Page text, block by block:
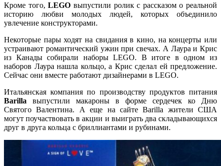
Кроме того,LEGO выпустили ролик с рассказом о реальной
историю любви молодых людей, которых объединило
увлечение конструкторами.
Некоторые пары ходят на свидания в кино, на концерты или
устраивают романтический ужин при свечах. А Лаура и Крис
из Канады собирали наборы LEGO. В итоге в одном из
наборов Лаура нашла кольцо, а Крис сделал ей предложение.
Сейчас они вместе работают дизайнерами в LEGO.
Итальянская компания по производству продуктов питания
Barilla выпустили макароны в форме сердечек ко Дню
Святого Валентина. А еще на сайте Barilla жители США
могут поучаствовать в акции и выиграть два складывающихся
друг в друга кольца с бриллиантами и рубинами.